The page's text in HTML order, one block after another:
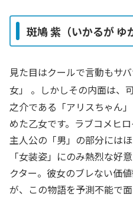
斑鳩 紫（いかるが ゆ
見た目はクールで言動もサ
女」 。しかしその内面は、
之介である「アリスちゃん
めた乙女です。ラブコメヒ
主人公の「男」の部分には
「女装姿」にのみ熱烈な好
クター。彼女のブレない価
が、この物語を予測不能で